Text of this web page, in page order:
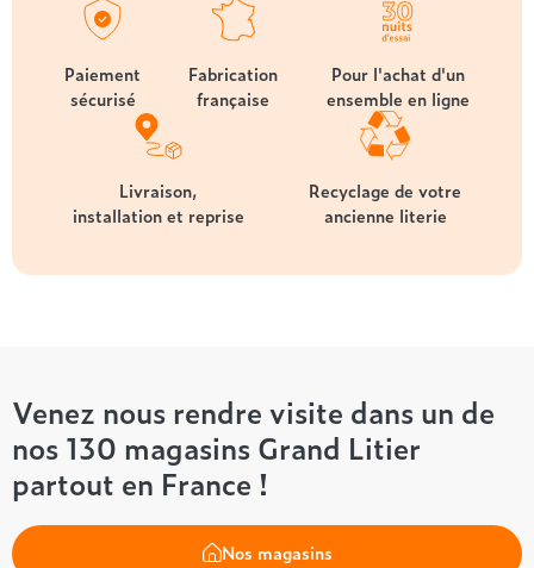
Paiement
sécurisé
Fabrication
française
Pour l'achat d'un
ensemble en ligne
Livraison,
installation et reprise
Recyclage de votre
ancienne literie
Venez nous rendre visite dans un de
nos 130 magasins Grand Litier
partout en France !
Nos magasins